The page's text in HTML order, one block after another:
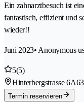
Ein zahnarztbesuch ist
fantastisch, effizient und
wieder!!
Juni 2023• Anonymous
5(5)
Hinterbergstrasse 6A
Termin reservieren